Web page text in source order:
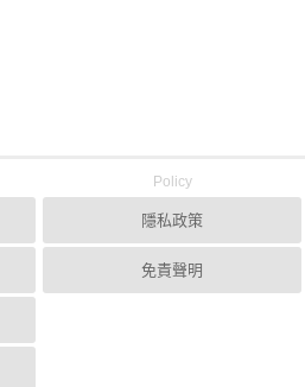
Policy
隱私政策
免責聲明